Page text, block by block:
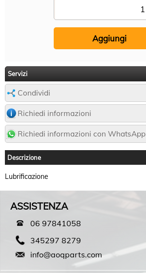
Servizi
Condividi
Richiedi informazioni
Richiedi informazioni con WhatsApp
Descrizione
Lubrificazione
ASSISTENZA
06 97841058
345297 8279
info@aoqparts.com